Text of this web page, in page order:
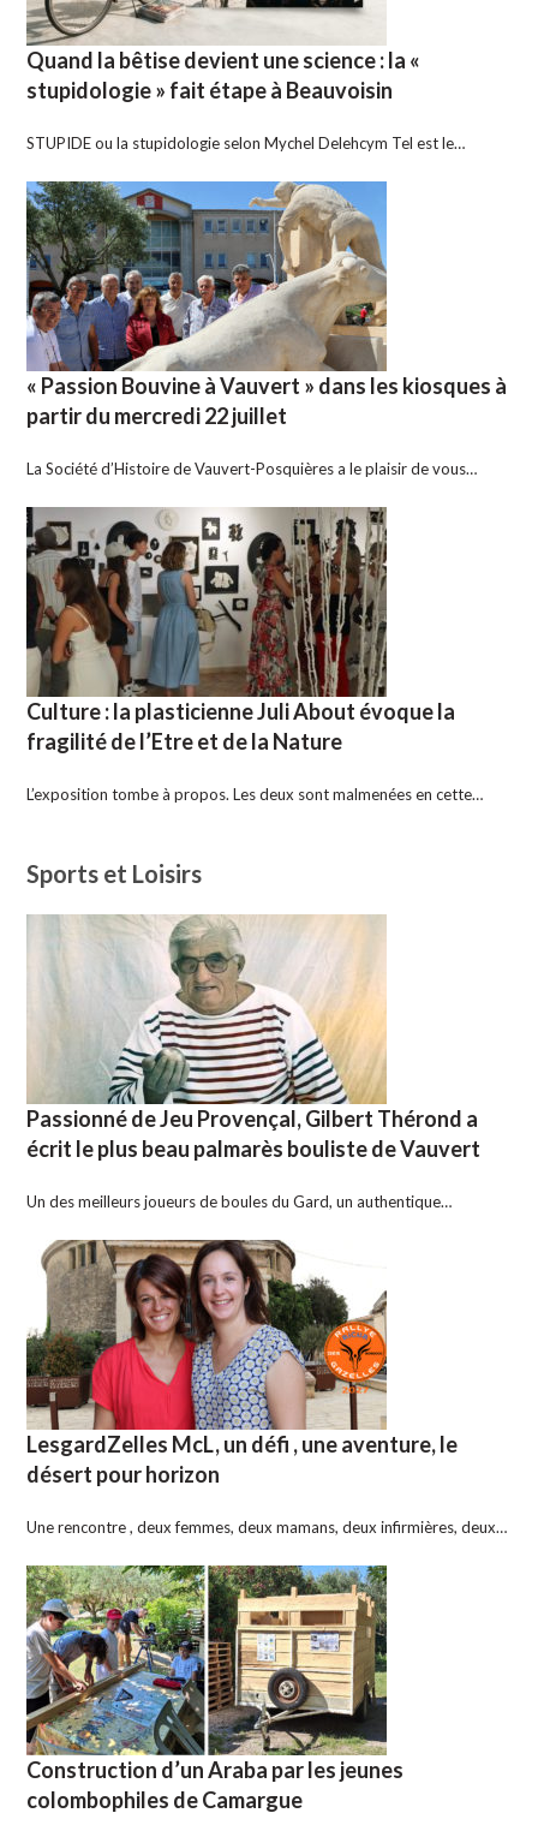
Quand la bêtise devient une science : la «
stupidologie » fait étape à Beauvoisin
STUPIDE ou la stupidologie selon Mychel Delehcym Tel est le…
« Passion Bouvine à Vauvert » dans les kiosques à
partir du mercredi 22 juillet
La Société d’Histoire de Vauvert-Posquières a le plaisir de vous…
Culture : la plasticienne Juli About évoque la
fragilité de l’Etre et de la Nature
L’exposition tombe à propos. Les deux sont malmenées en cette…
Sports et Loisirs
Passionné de Jeu Provençal, Gilbert Thérond a
écrit le plus beau palmarès bouliste de Vauvert
Un des meilleurs joueurs de boules du Gard, un authentique…
LesgardZelles McL, un défi , une aventure, le
désert pour horizon
Une rencontre , deux femmes, deux mamans, deux infirmières, deux…
Construction d’un Araba par les jeunes
colombophiles de Camargue